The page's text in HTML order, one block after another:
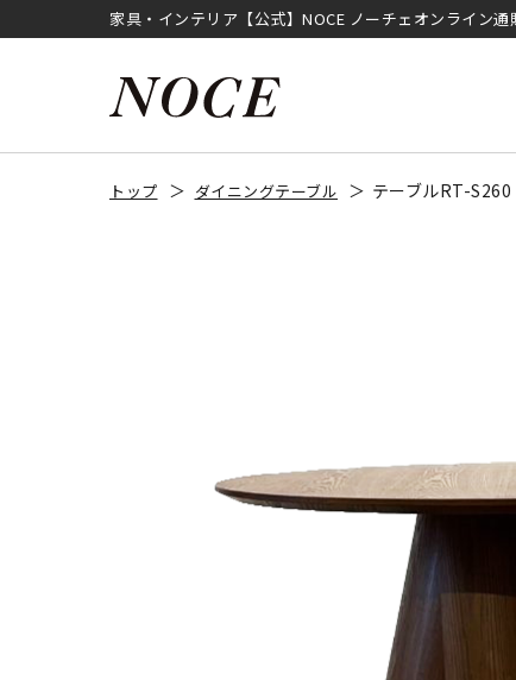
家具・インテリア【公式】NOCE ノーチェオンライン通
トップ ダイニングテーブル テーブルRT-